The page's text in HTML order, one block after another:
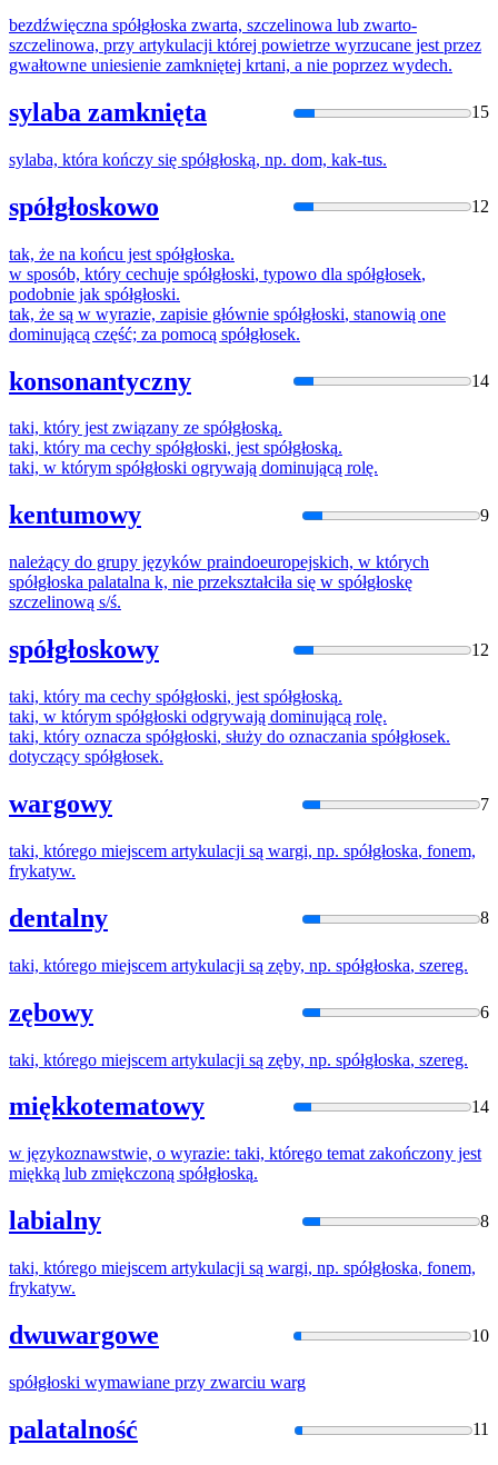
bezdźwięczna spółgłoska zwarta, szczelinowa lub zwarto-
szczelinowa, przy artykulacji której powietrze wyrzucane jest przez
gwałtowne uniesienie zamkniętej krtani, a nie poprzez wydech.
sylaba zamknięta 15
sylaba, która kończy się spółgłoską, np. dom, kak-tus.
spółgłoskowo 12
tak, że na końcu jest spółgłoska.
w sposób, który cechuje spółgłoski, typowo dla spółgłosek,
podobnie jak spółgłoski.
tak, że są w wyrazie, zapisie głównie spółgłoski, stanowią one
dominującą część; za pomocą spółgłosek.
konsonantyczny 14
taki, który jest związany ze spółgłoską.
taki, który ma cechy spółgłoski, jestspółgłoską.
taki, w którym spółgłoski ogrywają dominującą rolę.
kentumowy 9
należący do grupy języków praindoeuropejskich, w których
spółgłoska palatalna k, nie przekształciła się w spółgłoskę
szczelinową s/ś.
spółgłoskowy 12
taki, który ma cechy spółgłoski, jest spółgłoską.
taki, w którym spółgłoski odgrywają dominującą rolę.
taki, który oznacza spółgłoski, służy do oznaczania spółgłosek.
dotyczący spółgłosek.
wargowy 7
taki, którego miejscem artykulacji są wargi, np. spółgłoska, fonem,
frykatyw.
dentalny 8
taki, którego miejscem artykulacji są zęby, np. spółgłoska, szereg.
zębowy 6
taki, którego miejscem artykulacji są zęby, np. spółgłoska, szereg.
miękkotematowy 14
w językoznawstwie, o wyrazie: taki, którego temat zakończony jest
miękką lub zmiękczoną spółgłoską.
labialny 8
taki, którego miejscem artykulacji są wargi, np. spółgłoska, fonem,
frykatyw.
dwuwargowe 10
spółgłoski wymawiane przy zwarciu warg
palatalność 11